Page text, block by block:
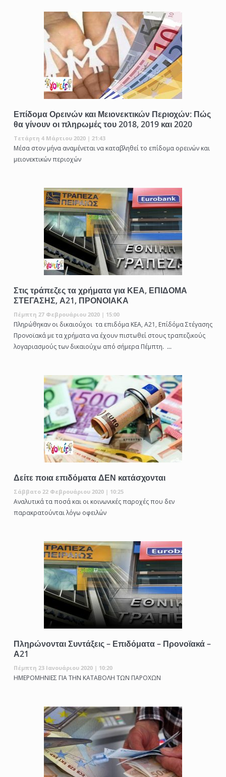
Επίδομα Ορεινών και Μειονεκτικών Περιοχών: Πώς
θα γίνουν οι πληρωμές του 2018, 2019 και 2020
Τετάρτη 4 Μάρτιου 2020 | 21:43
Μέσα στον μήνα αναμένεται να καταβληθεί το επίδομα ορεινών και
μειονεκτικών περιοχών
Στις τράπεζες τα χρήματα για ΚΕΑ, ΕΠΙΔΟΜΑ
ΣΤΕΓΑΣΗΣ, Α21, ΠΡΟΝΟΙΑΚΑ
Πέμπτη 27 Φεβρουάριου 2020 | 15:00
Πληρώθηκαν οι δικαιούχοι τα επιδόμα ΚΕΑ, Α21, Επίδόμα Στέγασης
Προνοϊακά με τα χρήματα να έχουν πιστωθεί στους τραπεζικούς
λογαριασμούς των δικαιούχω από σήμερα Πέμπτη. ...
Δείτε ποια επιδόματα ΔΕΝ κατάσχονται
Σάββατο 22 Φεβρουάριου 2020 | 10:25
Αναλυτικά τα ποσά και οι κοινωνικές παροχές που δεν
παρακρατούνται λόγω οφειλών
Πληρώνονται Συντάξεις – Επιδόματα – Προνοϊακά –
Α21
Πέμπτη 23 Ιανουάριου 2020 | 10:20
ΗΜΕΡΟΜΗΝΙΕΣ ΓΙΑ ΤΗΝ ΚΑΤΑΒΟΛΗ ΤΩΝ ΠΑΡΟΧΩΝ